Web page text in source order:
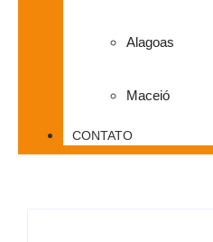
Alagoas
Maceió
CONTATO